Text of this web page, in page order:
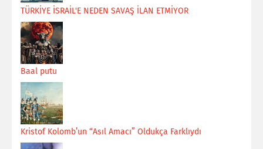
TÜRKİYE İSRAİL'E NEDEN SAVAŞ İLAN ETMİYOR
Baal putu
Kristof Kolomb’un “Asıl Amacı” Oldukça Farklıydı